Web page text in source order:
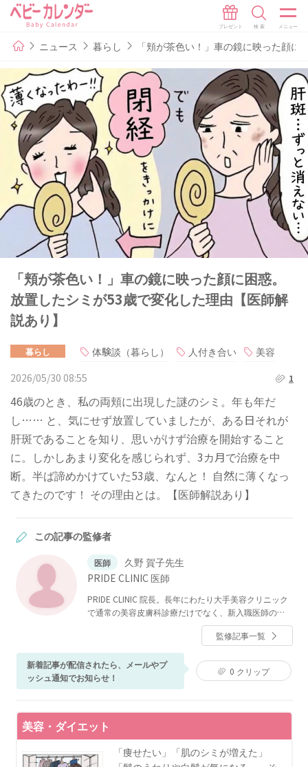
ニュース 暮らし 「頬が茶色い！」車の鏡に映った顔
「頬が茶色い！」車の鏡に映った顔に困惑。
放置したシミが53歳で変化した理由【医師解
説あり】
暮らし 体験談（暮らし） 人付き合い
美容
2026/05/30 08:55
1
46歳のとき、私の両頬に出現した謎のシミ。年も年だ
し…… と、気にせず放置していましたが、ある日それが
肝斑であることを知り、思いがけず治療を開始すること
に。しかしあまり変化を感じられず、3カ月で治療を中
断。半ば諦めかけていた53歳、なんと！ 自然に薄くなっ
てきたのです！ その理由とは。【医師解説あり】
この記事の監修者
医師
久野 賀子先生
PRIDE CLINIC 医師
PRIDE CLINIC 院長。長年にわたり大手美容クリニック
で通常の美容皮膚科診療だけでなく、新入職医師の指
導や、VIP対応などをおこなっている。それらの経験を
通じ、気軽に先進的な治療を受けていただける、自由
で明るいクリニックを目指している。
監修記事一覧
新着記事が配信されたら、メールやプ
ッシュ通知でお知らせ！
0 クリップ
美容・ダイエット
「痩せたい」「肌のシミが増えた」